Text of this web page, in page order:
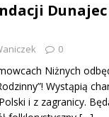
Matkę Bożą
"HONAJ"
Dunajec
0
Niżnych
Wystąpią
i z zagranicy.